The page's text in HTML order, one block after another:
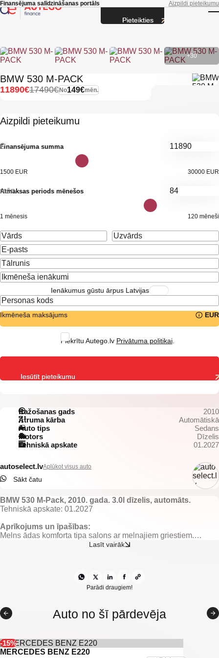
Skip to main content
Finansējuma salīdzināšanas portāls Aizpildi pieteikumu
+30
BMW 530 M-PACK
No149€mēn.
17490€
11890€
Aizpildi pieteikumu
Finansējuma summa
€
1500 EUR 30000 EUR
Atmaksas periods mēnešos
mēn.
1 mēnesis 120 mēneši
Ienākumus gūstu ārpus Latvijas
Ikmēneša maksājums EUR
Piekrītu Autego.lv Privātuma politikai.
Ražošanas gads
2010
Ātruma kārba
Automātiskā
Auto tips
Sedans
Motors
Dīzelis
Tehniskā apskate
01.2027
autoselect.lvAplūkot visus auto
Sākt čatu
BMW 530 M-Pack, 2010. gada. 3.0l dīzelis, automāts.
Tehniskā apskate: 01.2027
Aprīkojums un īpašības:
Melns ādas komforta tipa salons ar melnajiem griestiem.
El. regulējamas un apsildāmas priekšējās sēdvietas ar atmiņu.
El. atverams/aizverams bagāžnieks.
Gaisa kondicionieris ar 2 zonu klimata kontroli.
Adaptīvā kruīza kontrole.
Distances kontrole.
Head-up projekcija.
Joslu asistents.
Lasīt vairāk
Parādi draugiem!
Auto no šī pārdevēja
-15%
MERCEDES BENZ E220